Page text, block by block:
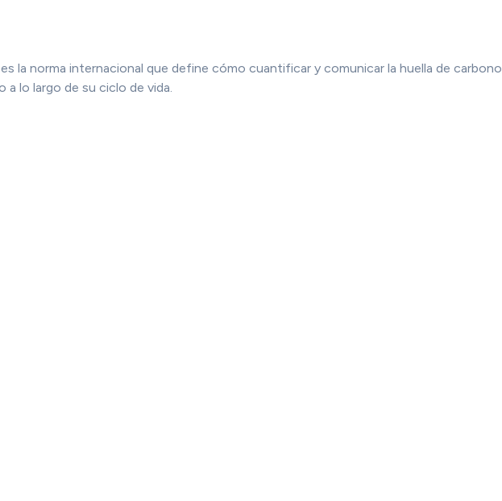
la norma internacional que define cómo cuantificar y comunicar la huella de carbono
a lo largo de su ciclo de vida.